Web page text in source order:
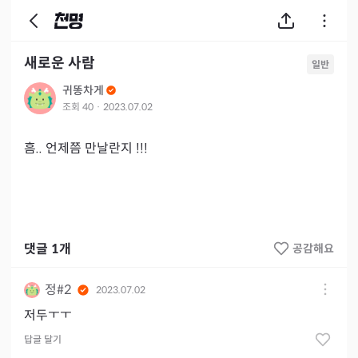
새로운 사람 일반
귀똥차게
조회 40 · 2023.07.02
흠.. 언제쯤 만날란지 !!!
댓글 1개 공감해요
정#2 2023.07.02
저두ㅜㅜ
답글 달기